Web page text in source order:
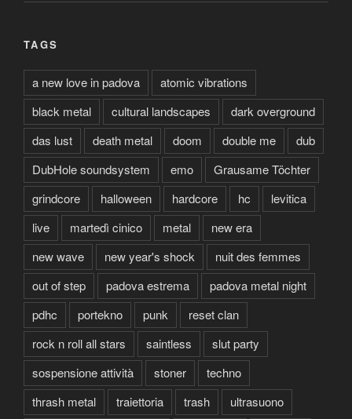
TAGS
a new love in padova
atomic vibrations
black metal
cultural landscapes
dark overground
das lust
death metal doom double me
dub
DubHole soundsystem
emo
Grausame Töchter
grindcore
halloween hardcore hc
levitica
live
martedì cinico metal
new era
new wave
new year's shock
nuit des femmes
out of step
padova estrema
padova metal night
pdhc
portekno punk
reset clan
rock n roll all stars
saintless
slut party
sospensione attività
stoner
techno
thrash metal
traiettoria trash ultrasuono